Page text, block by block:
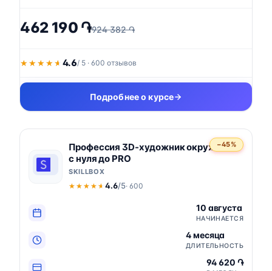
462 190 ֏924 382 ֏
★★★★★
★★★★★ 4.6/ 5 · 600 отзывов
Подробнее о курсе
−45%
Профессия 3D-художник окружения
с нуля до PRO
SKILLBOX
★★★★★
★★★★★ 4.6/5· 600
10 августа
НАЧИНАЕТСЯ
4 месяца
ДЛИТЕЛЬНОСТЬ
94 620 ֏